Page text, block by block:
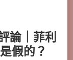
論｜菲利
假的？